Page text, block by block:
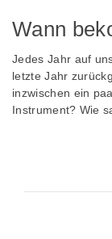
Wann
Jedes Jahr auf
letzte Jahr
inzwischen ein
Instrument? Wie